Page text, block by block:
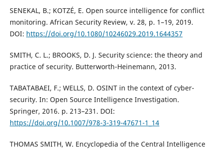
SENEKAL, B.; KOTZÉ, E. Open source intelligence for conflict
monitoring. African Security Review, v. 28, p. 1–19, 2019.
DOI: https://doi.org/10.1080/10246029.2019.1644357
SMITH, C. L.; BROOKS, D. J. Security science: the theory and
practice of security. Butterworth-Heinemann, 2013.
TABATABAEI, F.; WELLS, D. OSINT in the context of cyber-
security. In: Open Source Intelligence Investigation.
Springer, 2016. p. 213–231. DOI:
https://doi.org/10.1007/978-3-319-47671-1_14
THOMAS SMITH, W. Encyclopedia of the Central Intelligence